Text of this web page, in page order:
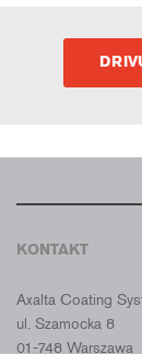
KONTAKT
Axalta Coating
ul. Szamocka 8
01-748 Warszawa